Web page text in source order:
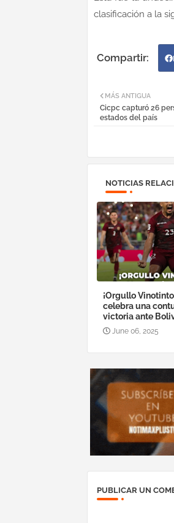
clasificación a la
MÁS ANTIGUA
Cicpc capturó 26
estados del país
NOTICIAS
¡Orgullo
celebra una
victoria ante
June 06, 2025
PUBLICAR UN